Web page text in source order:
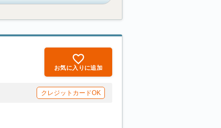
お気に入りに追加
クレジットカードOK